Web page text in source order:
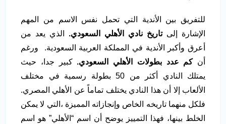
للتفريق بين الأندية التي تحمل نفس الاسم من المهم
الإشارة إلىتاريخ نادي الأهلي السعودي.
الذي يعد من
أعرق وأكبر الأندية في المملكة العربية السعودية. ورغم
أنكم عدد بطولات الأهلي السعودي. كبير جدا، حيث
يمتلك النادي أكثر من 50 بطولة رسمية في مختلف
الألعاب إلا أن هذا النادي يختلف تماماً عن الأهلي المصري.
فلكل منهما تاريخه الخاص وإنجازاته المميزة ،التي لا يمكن
الخلط بينها، فهذا التمييز يوضح أن اسم “الأهلي” هو اسم